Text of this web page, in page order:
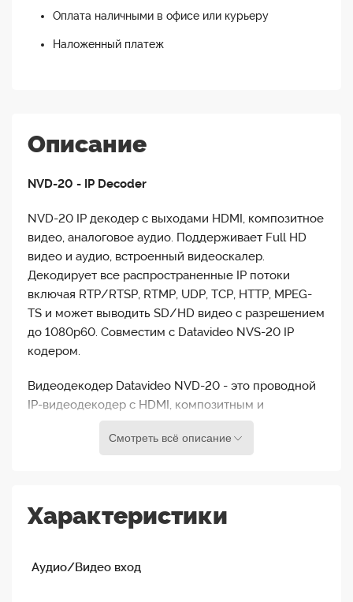
Оплата наличными в офисе или курьеру
Наложенный платеж
Описание
NVD-20 - IP Decoder
NVD-20 IP декодер с выходами HDMI, композитное
видео, аналоговое аудио. Поддерживает Full HD
видео и аудио, встроенный видеоскалер.
Декодирует все распространенные IP потоки
включая RTP/RTSP, RTMP, UDP, TCP, HTTP, MPEG-
TS и может выводить SD/HD видео с разрешением
до 1080p60. Совместим с Datavideo NVS-20 IP
кодером.
Видеодекодер Datavideo NVD-20 - это проводной
IP-видеодекодер с HDMI, композитным и
все распространенные протоколы, включая
IP-кодера Datavideo NVS-25, обеспечивающего
Смотреть всё описание
Характеристики
Аудио/Видео вход